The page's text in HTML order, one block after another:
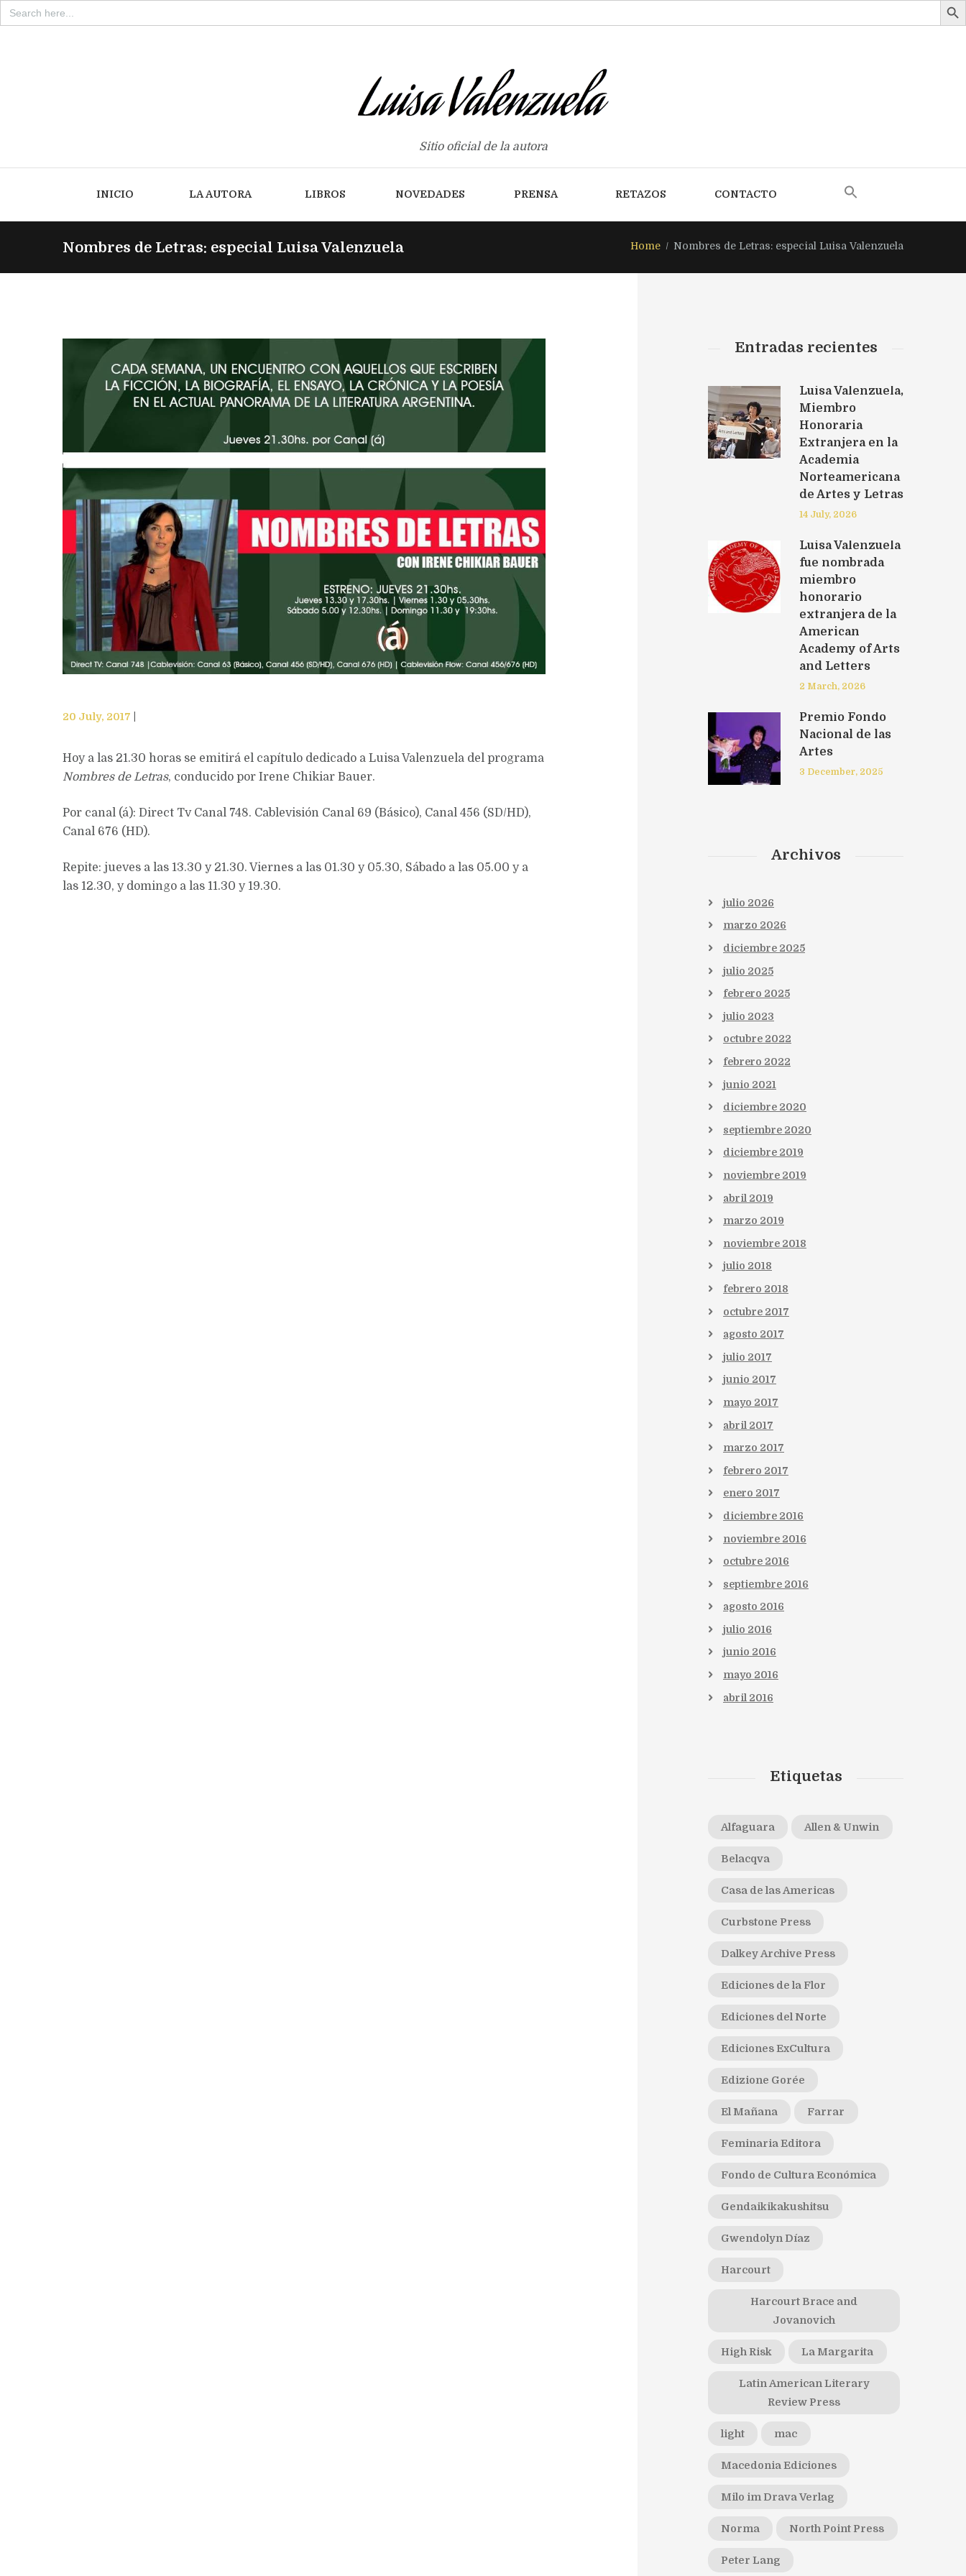
Search
for:
Sitio oficial de la autora
INICIO LA AUTORA LIBROS NOVEDADES PRENSA RETAZOS CONTACTO
Nombres de Letras: especial Luisa Valenzuela Home Nombres de Letras: especial Luisa Valenzuela
20 July, 2017
Hoy a las 21.30 horas se emitirá el capítulo dedicado a Luisa Valenzuela del programa
Nombres de Letras, conducido por Irene Chikiar Bauer.
Por canal (á): Direct Tv Canal 748. Cablevisión Canal 69 (Básico), Canal 456 (SD/HD),
Canal 676 (HD).
Repite: jueves a las 13.30 y 21.30. Viernes a las 01.30 y 05.30, Sábado a las 05.00 y a
las 12.30, y domingo a las 11.30 y 19.30.
Entradas recientes
Luisa Valenzuela,
Miembro
Honoraria
Extranjera en la
Academia
Norteamericana
de Artes y Letras
14 July, 2026
Luisa Valenzuela
fue nombrada
miembro
honorario
extranjera de la
American
Academy of Arts
and Letters
2 March, 2026
Premio Fondo
Nacional de las
Artes
3 December, 2025
Archivos
julio 2026
marzo 2026
diciembre 2025
julio 2025
febrero 2025
julio 2023
octubre 2022
febrero 2022
junio 2021
diciembre 2020
septiembre 2020
diciembre 2019
noviembre 2019
abril 2019
marzo 2019
noviembre 2018
julio 2018
febrero 2018
octubre 2017
agosto 2017
julio 2017
junio 2017
mayo 2017
abril 2017
marzo 2017
febrero 2017
enero 2017
diciembre 2016
noviembre 2016
octubre 2016
septiembre 2016
agosto 2016
julio 2016
junio 2016
mayo 2016
abril 2016
Etiquetas
Alfaguara Allen & Unwin
Belacqva
Casa de las Americas
Curbstone Press
Dalkey Archive Press
Ediciones de la Flor
Ediciones del Norte
Ediciones ExCultura
Edizione Gorée
El Mañana Farrar
Feminaria Editora
Fondo de Cultura Económica
Gendaikikakushitsu
Gwendolyn Díaz
Harcourt
Harcourt Brace and
Jovanovich
High Risk La Margarita
Latin American Literary
Review Press
light mac
Macedonia Ediciones
Milo im Drava Verlag
Norma North Point Press
Peter Lang